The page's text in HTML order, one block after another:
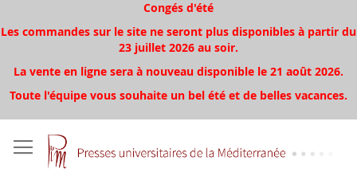
Congés d'été
Les commandes sur le site ne seront plus disponibles à partir du
23 juillet 2026 au soir.
La vente en ligne sera à nouveau disponible le 21 août 2026.
Toute l'équipe vous souhaite un bel été et de belles vacances.